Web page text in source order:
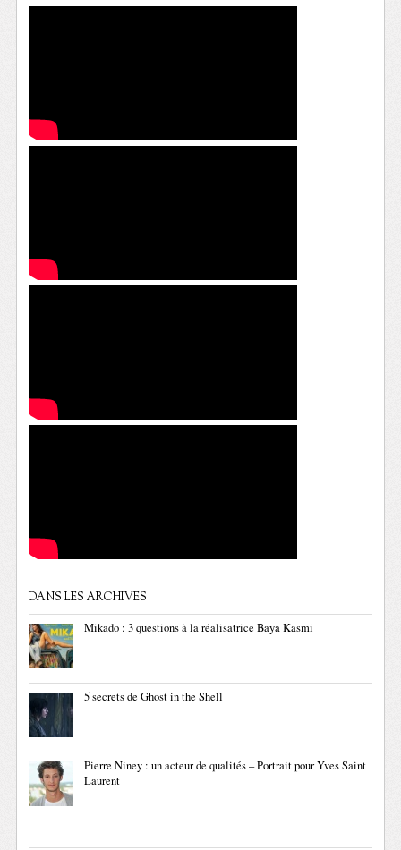
DANS LES ARCHIVES
Mikado : 3 questions à la réalisatrice Baya Kasmi
5 secrets de Ghost in the Shell
Pierre Niney : un acteur de qualités – Portrait pour Yves Saint
Laurent